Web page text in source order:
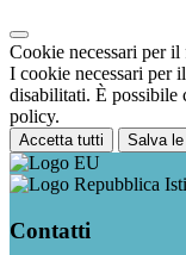
Cookie necessari per
I cookie necessari per
disabilitati. È possibile
policy.
Accetta tutti Salva
Contatti